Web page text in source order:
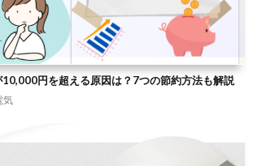
円を超える原因は？7つの節約方法も解説
気